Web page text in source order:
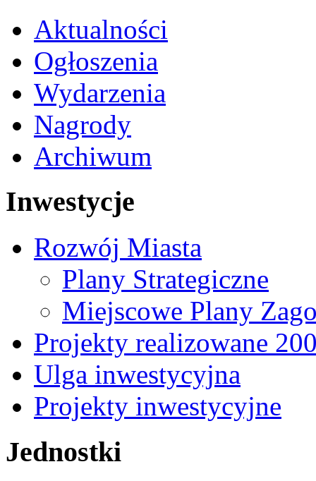
Aktualności
Ogłoszenia
Wydarzenia
Nagrody
Archiwum
Inwestycje
Rozwój Miasta
Plany Strategiczne
Miejscowe Plany
Projekty realizowane
Ulga inwestycyjna
Projekty inwestycyjne
Jednostki